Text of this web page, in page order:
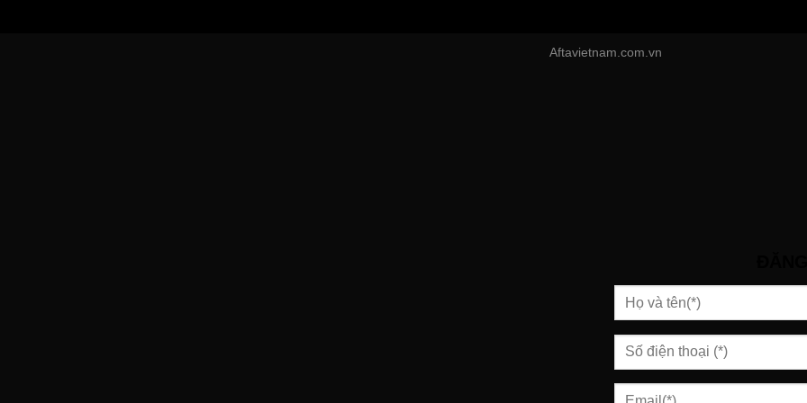
Aftavietnam.com.vn